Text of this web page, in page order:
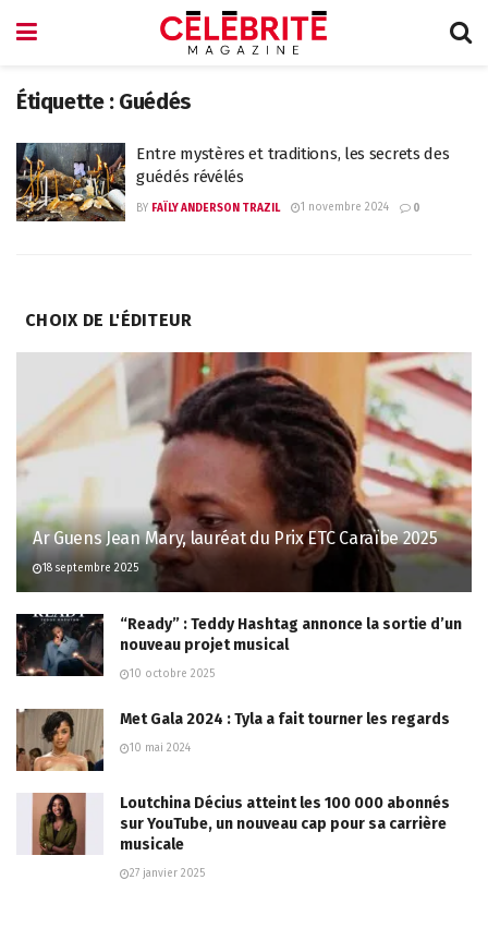
Étiquette : Guédés
Entre mystères et traditions, les secrets des
guédés révélés
BY FAÏLY ANDERSON TRAZIL 1 novembre 2024 0
CHOIX DE L'ÉDITEUR
Ar Guens Jean Mary, lauréat du Prix ETC Caraïbe 2025
18 septembre 2025
“Ready” : Teddy Hashtag annonce la sortie d’un
nouveau projet musical
10 octobre 2025
Met Gala 2024 : Tyla a fait tourner les regards
10 mai 2024
Loutchina Décius atteint les 100 000 abonnés
sur YouTube, un nouveau cap pour sa carrière
musicale
27 janvier 2025